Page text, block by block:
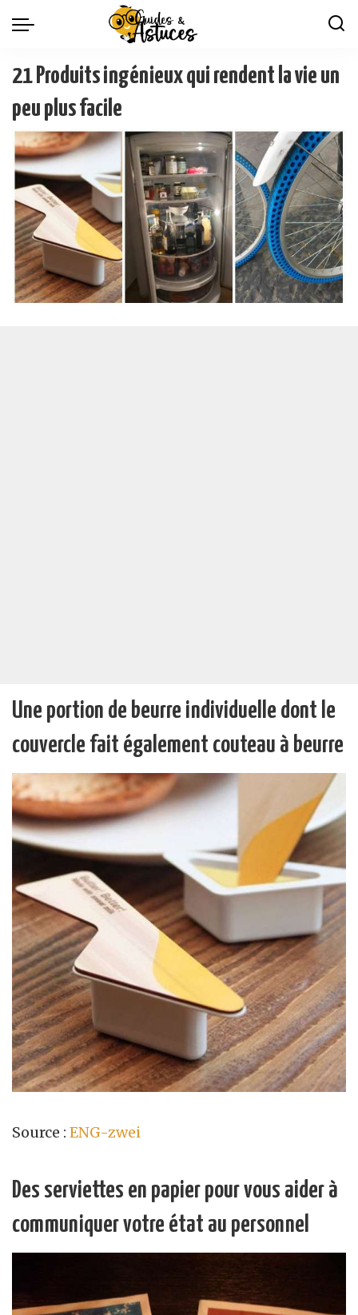
21 Produits ingénieux qui rendent la vie un
peu plus facile
Une portion de beurre individuelle dont le
couvercle fait également couteau à beurre
Source : ENG-zwei
Des serviettes en papier pour vous aider à
communiquer votre état au personnel